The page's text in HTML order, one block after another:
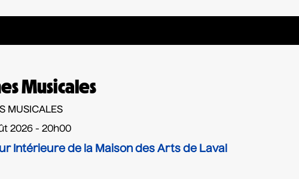
Musicales
MUSICALES
2026 - 20h00
Intérieure de la Maison des Arts de Laval